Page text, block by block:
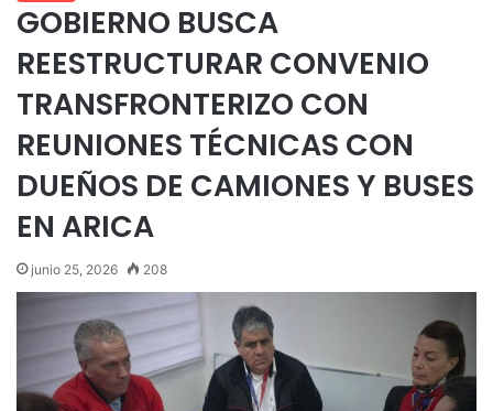
GOBIERNO BUSCA
REESTRUCTURAR CONVENIO
TRANSFRONTERIZO CON
REUNIONES TÉCNICAS CON
DUEÑOS DE CAMIONES Y BUSES
EN ARICA
junio 25, 2026 208